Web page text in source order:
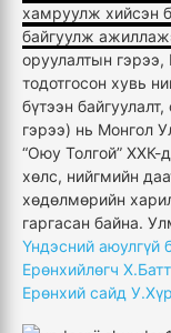
хамруулж хийсэн
байгуулж
оруулалтын
тодотгосон хувь
бүтээн
гэрээ) нь Монгол
“Оюу Толгой” ХХК-
хөлс, нийгмийн
хөдөлмөрийн
гаргасан байна.
Үндэсний аюулгүй
Ерөнхийлөгч
Ерөнхий сайд